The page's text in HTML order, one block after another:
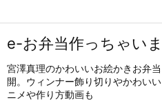
e-お弁当作っちゃい
宮澤真理のかわいいお絵かきお弁
開。ウィンナー飾り切りやかわい
ニメや作り方動画も